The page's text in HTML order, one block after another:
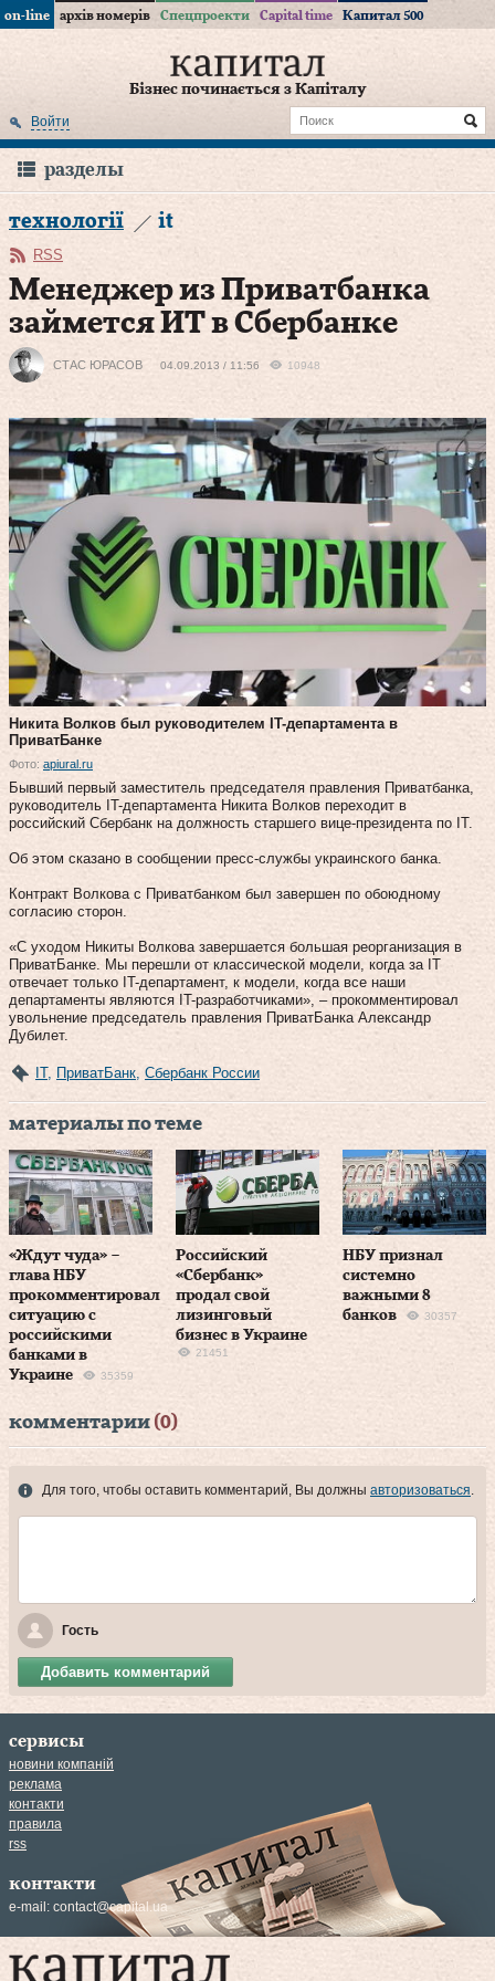
on-line архів номерів Спецпроекти Capital time Капитал 500
Бізнес починається з Капіталу
Войти
разделы
технології it
RSS
Менеджер из Приватбанка
займется ИТ в Сбербанке
СТАC ЮРАСОВ 04.09.2013 / 11:56 10948
Никита Волков был руководителем IT-департамента в
ПриватБанке
Фото: apiural.ru
Бывший первый заместитель председателя правления Приватбанка,
руководитель IT-департамента Никита Волков переходит в
российский Сбербанк на должность старшего вице-президента по IT.
Об этом сказано в сообщении пресс-службы украинского банка.
Контракт Волкова с Приватбанком был завершен по обоюдному
согласию сторон.
«С уходом Никиты Волкова завершается большая реорганизация в
ПриватБанке. Мы перешли от классической модели, когда за IT
отвечает только IT-департамент, к модели, когда все наши
департаменты являются IT-разработчиками», – прокомментировал
увольнение председатель правления ПриватБанка Александр
Дубилет.
IT, ПриватБанк Сбербанк России
материалы по теме
«Ждут чуда» –
глава НБУ
прокомментировал
ситуацию с
российскими
банками в
Украине
35359
Российский
«Сбербанк»
продал свой
лизинговый
бизнес в Украине
21451
НБУ признал
системно
важными 8
банков
30357
комментарии (0)
Для того, чтобы оставить комментарий, Вы должны авторизоваться.
Гость
Добавить комментарий
сервисы
новини компаній
реклама
контакти
правила
rss
контакти
e-mail: contact@capital.ua